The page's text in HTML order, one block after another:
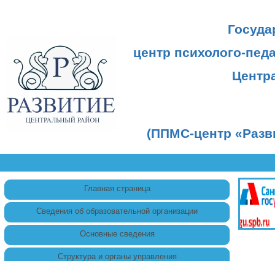
центр психолого-
(ППМС-центр
Главная страница
Сведения об образовательной организации
Основные сведения
Структура и органы управления